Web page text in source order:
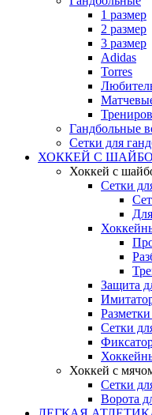
1 размер
2 размер
3 размер
Adidas
Torres
Гандбольные
Сетки для
ХОККЕЙ С
Хоккей с
Сетки
Защита
Сетки
Хоккей с
Сетки
Ворота